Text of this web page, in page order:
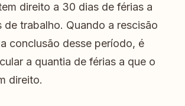
direito a 30 dias de férias a
de trabalho. Quando a rescisão
conclusão desse período, é
a quantia de férias a que o
direito.